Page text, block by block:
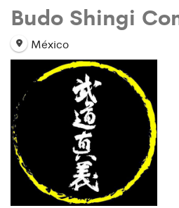
Budo Shingi
México